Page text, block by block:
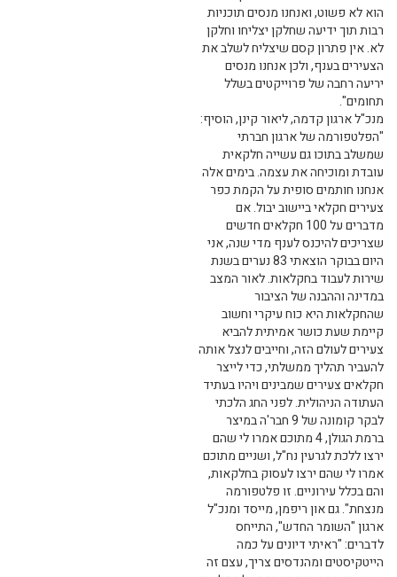
הוא לא פשוט, ואנחנו מנסים תוכניות
רבות תוך ידיעה שחלקן יצליחו וחלקן
לא. אין פתרון קסם שיצליח לשלב את
הצעירים בענף, ולכן אנחנו מנסים
יריעה רחבה של פרוייקטים בשלל
תחומים".
מנכ"ל ארגון קדמה, ליאור קינן, הוסיף:
"הפלטפורמה של ארגון חברתי
שמשלב בתוכו גם עשייה חלקאית
עובדת ומוכיחה את עצמה. בימים אלה
אנחנו חותמים סופית על הקמת כפר
צעירים חקלאי ביישוב יבול. אם
מדברים על 100 חקלאים חדשים
שצריכים להיכנס לענף מדי שנה, אני
היום בבוקר הוצאתי 83 נערים בשנת
שירות לעבוד בחקלאות. לאור המצב
במדינה וההבנה של הציבור
שהחקלאות היא כוח עיקרי וחשוב
קיימת שעת כושר אמיתית להביא
צעירים לעולם הזה, וחייבים לנצל אותה
להעביר תהליך ממשלתי, כדי לייצר
חקלאים צעירים שמבינים ויהיו בעתיד
העתודה הניהולית. לפני החג הלכתי
לבקר קומונה של 9 חבר'ה במיצר
ברמת הגולן, 4 מתוכם אמרו לי שהם
ירצו ללכת לגרעין נח"ל, ושניים מתוכם
אמרו לי שהם ירצו לעסוק בחלקאות,
והם בכלל עירוניים. זו פלטפורמה
מנצחת". גם און ריפמן, מייסד ומנכ"ל
ארגון "השומר החדש", התייחס
לדברים: "ראיתי דיונים על כמה
הייטקיסטים ומהנדסים צריך, עצם זה